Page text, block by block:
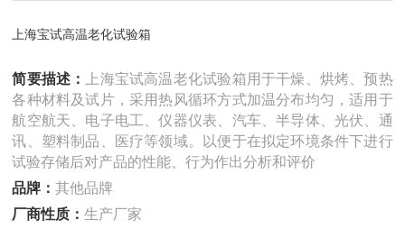
上海宝试高温老化试验箱
简要描述：
上海宝试高温老化试验箱用于干燥、烘烤、预热
各种材料及试片，采用热风循环方式加温分布均匀，适用于
航空航天、电子电工、仪器仪表、汽车、半导体、光伏、通
讯、塑料制品、医疗等领域。以便于在拟定环境条件下进行
试验存储后对产品的性能、行为作出分析和评价
品牌：其他品牌
厂商性质：生产厂家